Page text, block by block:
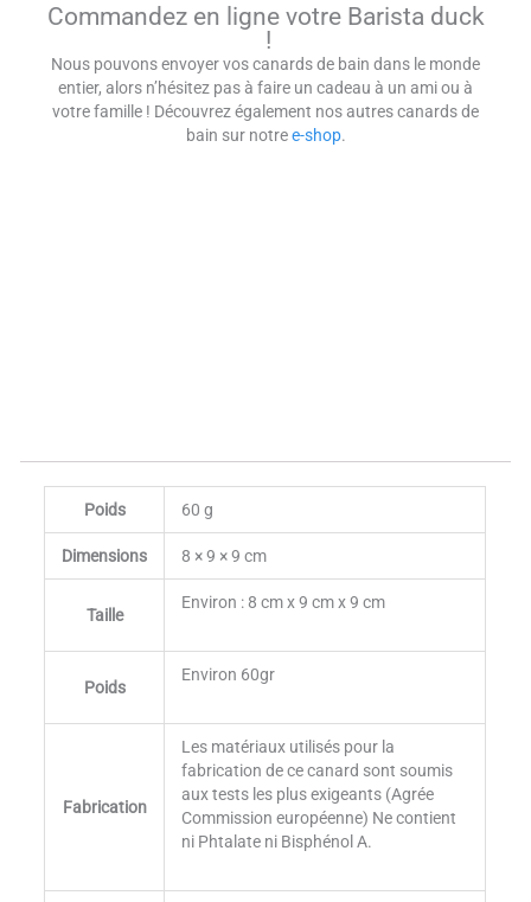
Commandez en ligne votre Barista duck
!
Nous pouvons envoyer vos canards de bain dans le monde
entier, alors n’hésitez pas à faire un cadeau à un ami ou à
votre famille ! Découvrez également nos autres canards de
bain sur notree-shop.
Poids 60 g
Dimensions 8 × 9 × 9 cm
Taille
Environ : 8 cm x 9 cm x 9 cm
Poids
Environ 60gr
Fabrication
Les matériaux utilisés pour la
fabrication de ce canard sont soumis
aux tests les plus exigeants (Agrée
Commission européenne) Ne contient
ni Phtalate ni Bisphénol A.